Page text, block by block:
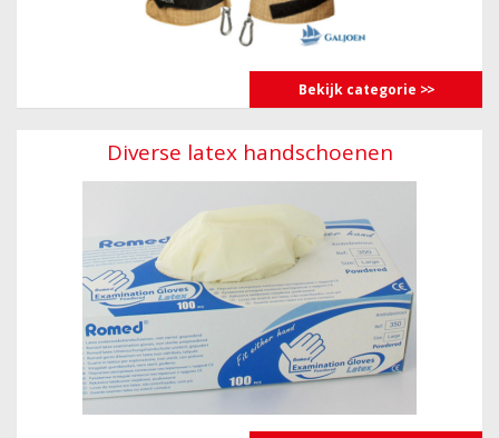
Bekijk categorie
Diverse latex handschoenen